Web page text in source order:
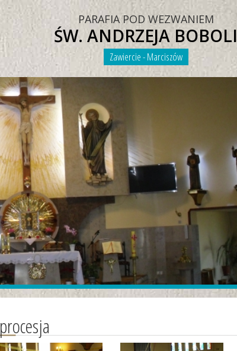
PARAFIA POD WEZWANIEM
ŚW. ANDRZEJA BOBOLI
Zawiercie - Marciszów
procesja